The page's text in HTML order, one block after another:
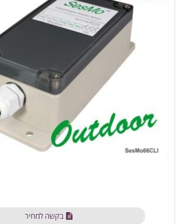
בקשה למחיר